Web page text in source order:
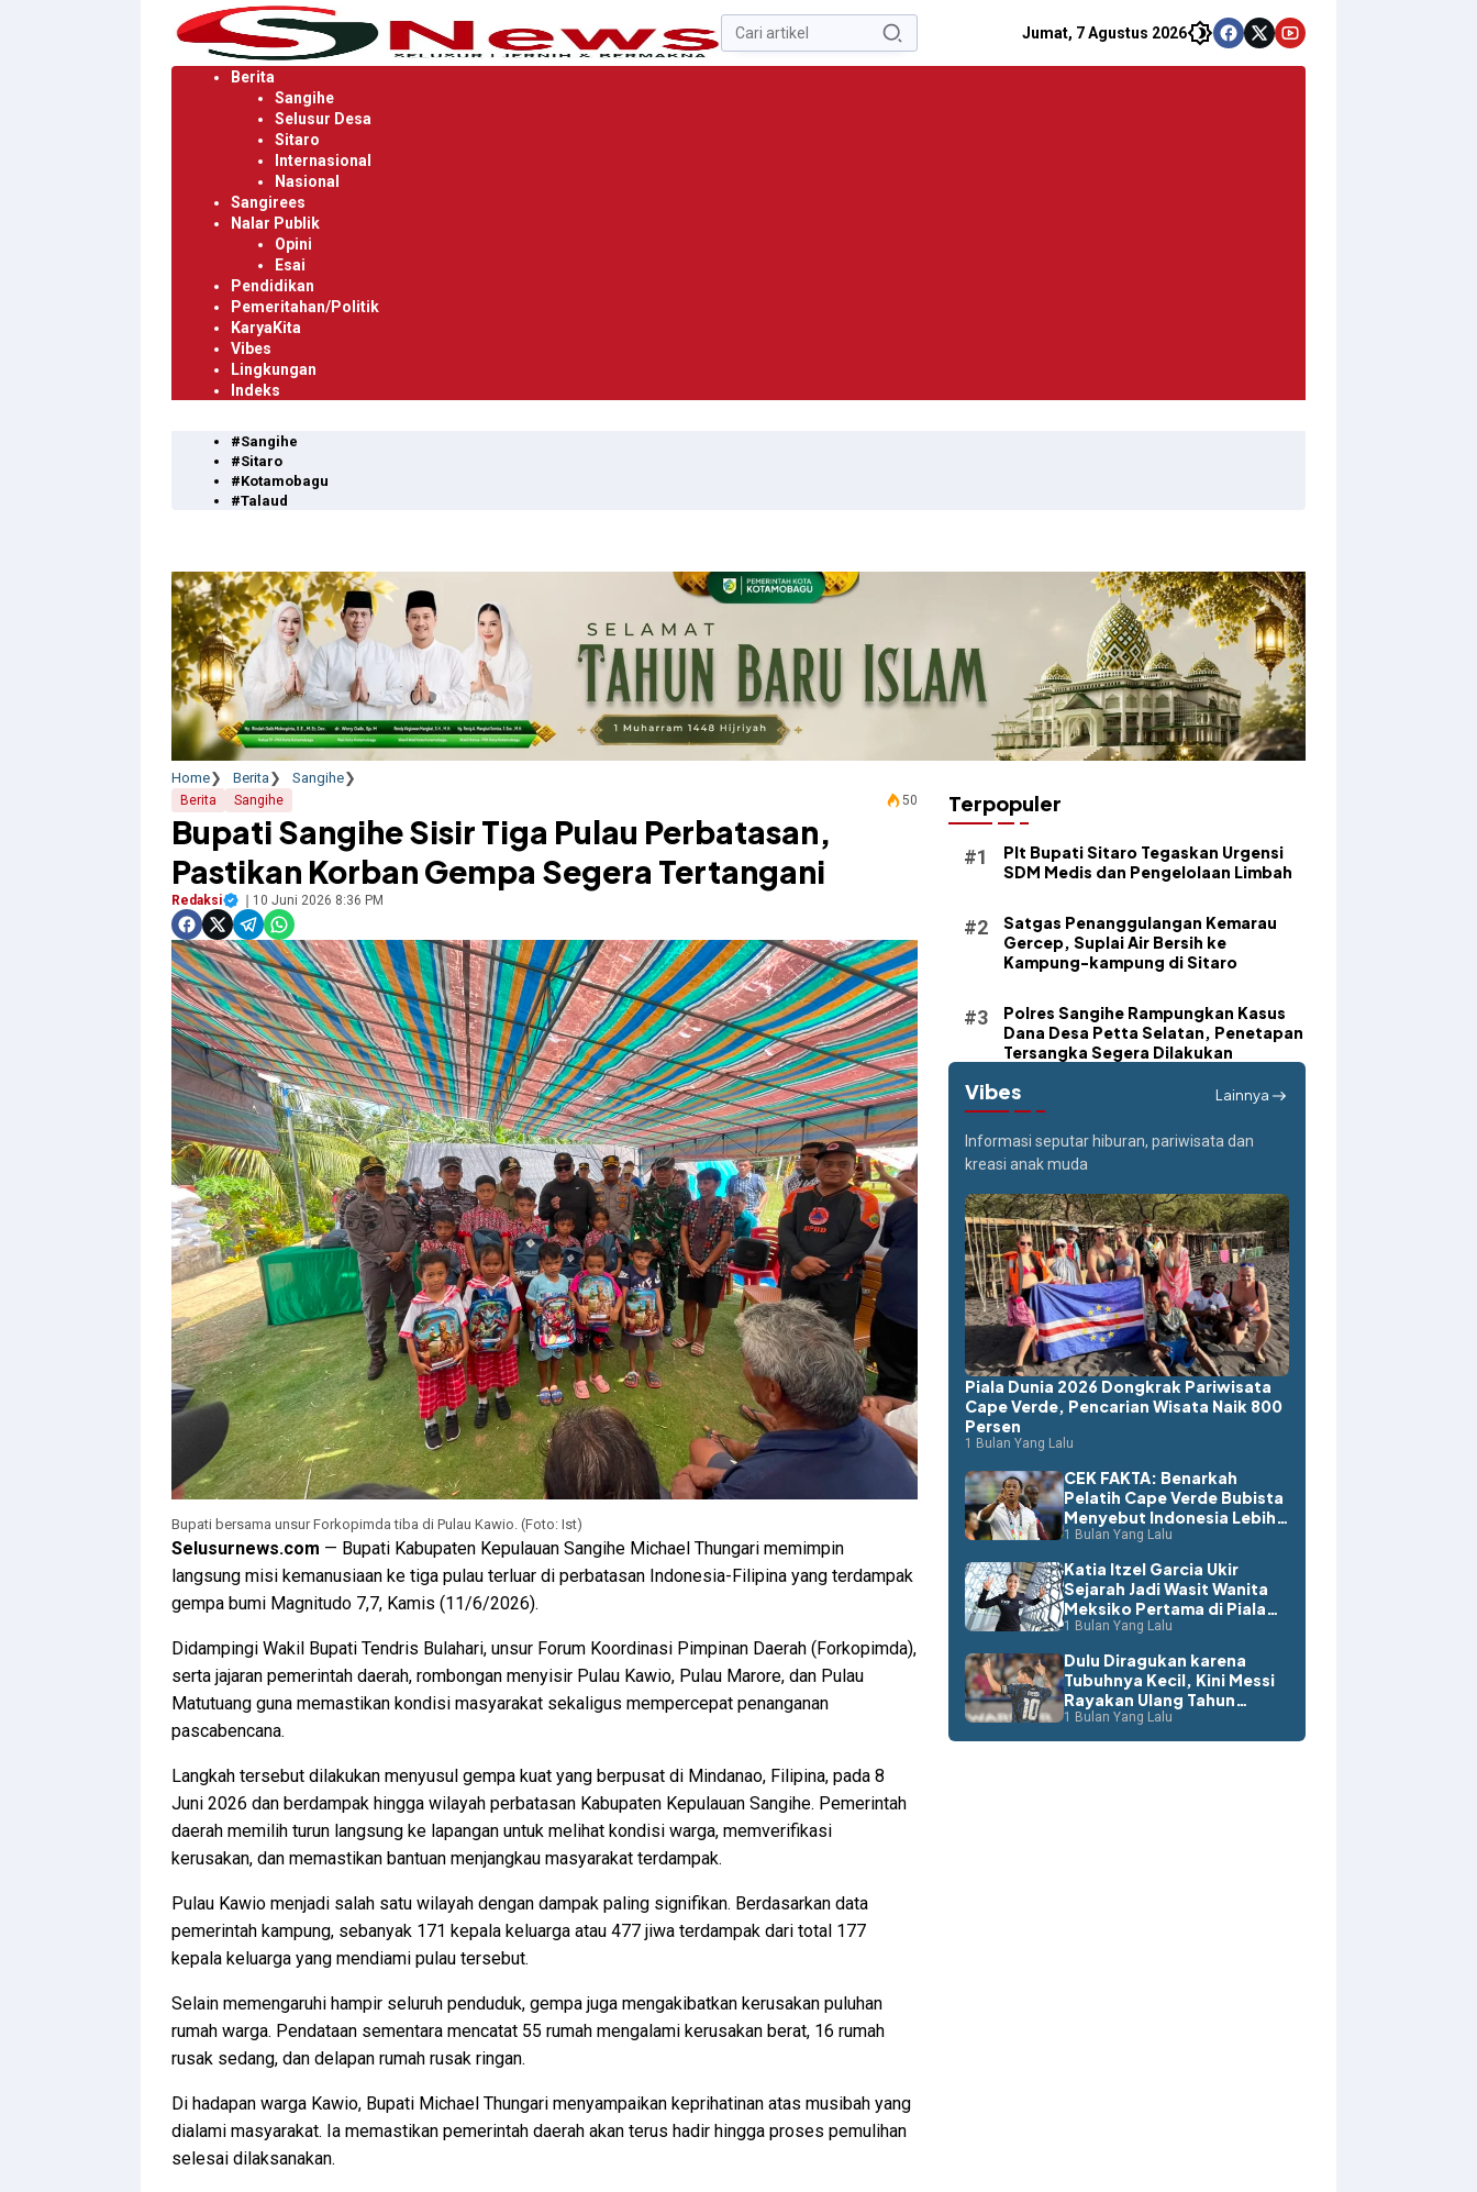
Langsung
Pencarian
untuk:
Jumat, 7 Agustus 2026
Berita
Sangihe
Selusur Desa
Sitaro
Internasional
Nasional
Sangirees
Nalar Publik
Opini
Esai
Pendidikan
Pemeritahan/Politik
KaryaKita
Vibes
Lingkungan
Indeks
#Sangihe
#Sitaro
#Kotamobagu
#Talaud
Home Berita Sangihe
Berita Sangihe 50
Bupati Sangihe Sisir Tiga Pulau Perbatasan,
Pastikan Korban Gempa Segera Tertangani
Redaksi 10 Juni 2026 8:36 PM
Bupati bersama unsur Forkopimda tiba di Pulau Kawio. (Foto: Ist)
Selusurnews.com — Bupati Kabupaten Kepulauan Sangihe Michael Thungari memimpin
langsung misi kemanusiaan ke tiga pulau terluar di perbatasan Indonesia-Filipina yang terdampak
gempa bumi Magnitudo 7,7, Kamis (11/6/2026).
Didampingi Wakil Bupati Tendris Bulahari, unsur Forum Koordinasi Pimpinan Daerah (Forkopimda),
serta jajaran pemerintah daerah, rombongan menyisir Pulau Kawio, Pulau Marore, dan Pulau
Matutuang guna memastikan kondisi masyarakat sekaligus mempercepat penanganan
pascabencana.
Langkah tersebut dilakukan menyusul gempa kuat yang berpusat di Mindanao, Filipina, pada 8
Juni 2026 dan berdampak hingga wilayah perbatasan Kabupaten Kepulauan Sangihe. Pemerintah
daerah memilih turun langsung ke lapangan untuk melihat kondisi warga, memverifikasi
kerusakan, dan memastikan bantuan menjangkau masyarakat terdampak.
Pulau Kawio menjadi salah satu wilayah dengan dampak paling signifikan. Berdasarkan data
pemerintah kampung, sebanyak 171 kepala keluarga atau 477 jiwa terdampak dari total 177
kepala keluarga yang mendiami pulau tersebut.
Selain memengaruhi hampir seluruh penduduk, gempa juga mengakibatkan kerusakan puluhan
rumah warga. Pendataan sementara mencatat 55 rumah mengalami kerusakan berat, 16 rumah
rusak sedang, dan delapan rumah rusak ringan.
Di hadapan warga Kawio, Bupati Michael Thungari menyampaikan keprihatinan atas musibah yang
dialami masyarakat. Ia memastikan pemerintah daerah akan terus hadir hingga proses pemulihan
selesai dilaksanakan.
Terpopuler
​Plt Bupati Sitaro Tegaskan Urgensi
SDM Medis dan Pengelolaan Limbah
Satgas Penanggulangan Kemarau
Gercep, Suplai Air Bersih ke
Kampung-kampung di Sitaro
Polres Sangihe Rampungkan Kasus
Dana Desa Petta Selatan, Penetapan
Tersangka Segera Dilakukan
Vibes Lainnya
Informasi seputar hiburan, pariwisata dan
kreasi anak muda
Piala Dunia 2026 Dongkrak Pariwisata
Cape Verde, Pencarian Wisata Naik 800
Persen
1 Bulan Yang Lalu
CEK FAKTA: Benarkah
Pelatih Cape Verde Bubista
Menyebut Indonesia Lebih
Layak ke Piala Dunia?
1 Bulan Yang Lalu
Katia Itzel Garcia Ukir
Sejarah Jadi Wasit Wanita
Meksiko Pertama di Piala
Dunia
1 Bulan Yang Lalu
Dulu Diragukan karena
Tubuhnya Kecil, Kini Messi
Rayakan Ulang Tahun
dengan Rekor Dunia
1 Bulan Yang Lalu